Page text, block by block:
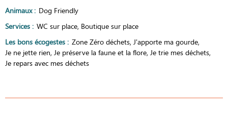
Animaux: Dog Friendly
Services : WC sur place Boutique sur place
Les bons écogestes : Zone Zéro déchets J'apporte ma gourde
Je ne jette rien Je préserve la faune et la flore Je trie mes déchets
Je repars avec mes déchets